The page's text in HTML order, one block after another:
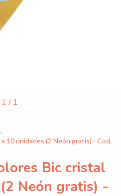
1 / 1
>
10 unidades (2 Neón gratis) - Cod.
Bic cristal
Neón gratis) -